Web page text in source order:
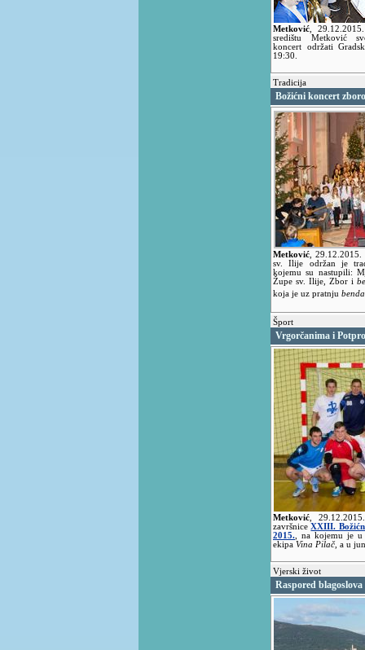
Metković
središtu Metković
koncert održati
19:30.
Tradicija
Božićni koncert
Metković ,29.12.2015.
sv. Ilije održan je
kojemu su nastupili:
Župe sv. Ilije, Zbor i
koja je uz pratnju benda
Šport
Vrgorčanima i
Metković ,
završniceXXIII.
2015. , na kojemu je
ekipa Vina Pilač, a u
Vjerski život
Raspored